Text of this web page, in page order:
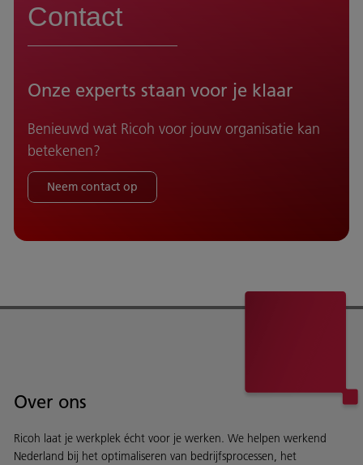
Contact
Onze experts staan voor je klaar
Benieuwd wat Ricoh voor jouw organisatie kan
betekenen?
Neem contact op
Over ons
Ricoh laat je werkplek écht voor je werken. We helpen werkend
Nederland bij het optimaliseren van bedrijfsprocessen, het